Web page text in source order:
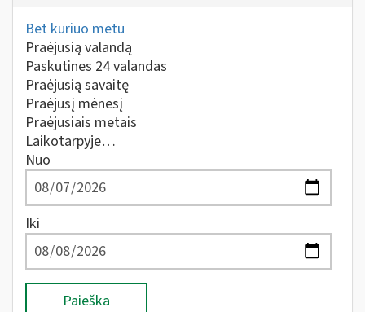
Bet kuriuo metu
Praėjusią valandą
Paskutines 24 valandas
Praėjusią savaitę
Praėjusį mėnesį
Praėjusiais metais
Laikotarpyje…
Nuo
Iki
Paieška